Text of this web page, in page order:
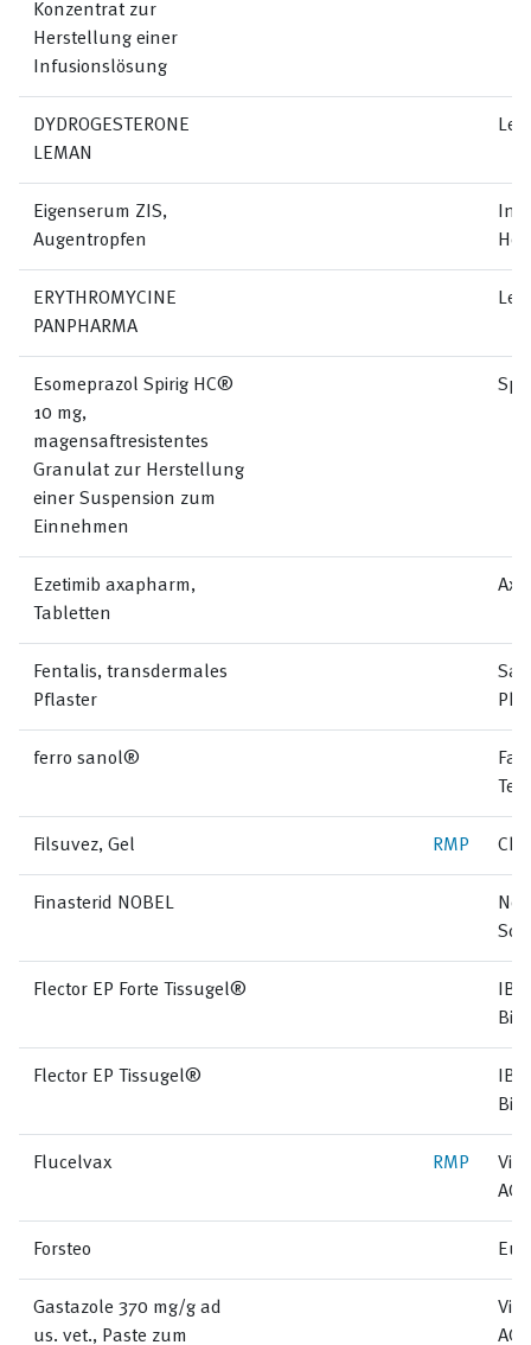
Konzentrat zur
Herstellung einer
Infusionslösung
DYDROGESTERONE
LEMAN
Eigenserum ZIS,
Augentropfen
ERYTHROMYCINE
PANPHARMA
Esomeprazol Spirig HC®
10 mg,
magensaftresistentes
Granulat zur Herstellung
einer Suspension zum
Einnehmen
Ezetimib axapharm,
Tabletten
Fentalis, transdermales
Pflaster
ferro sanol®
Filsuvez, Gel RMP
Finasterid NOBEL
Flector EP Forte Tissugel®
Flector EP Tissugel®
Flucelvax RMP
AG
Forsteo
Gastazole 370 mg/g ad
us. vet., Paste zum
AG